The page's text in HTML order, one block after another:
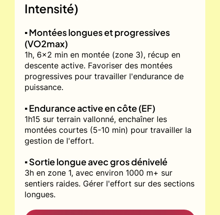
Intensité)
▪️ Montées longues et progressives
(VO2max)
1h, 6x2 min en montée (zone 3), récup en
descente active. Favoriser des montées
progressives pour travailler l'endurance de
puissance.
▪️ Endurance active en côte (EF)
1h15 sur terrain vallonné, enchaîner les
montées courtes (5-10 min) pour travailler la
gestion de l'effort.
▪️ Sortie longue avec gros dénivelé
3h en zone 1, avec environ 1000 m+ sur
sentiers raides. Gérer l'effort sur des sections
longues.